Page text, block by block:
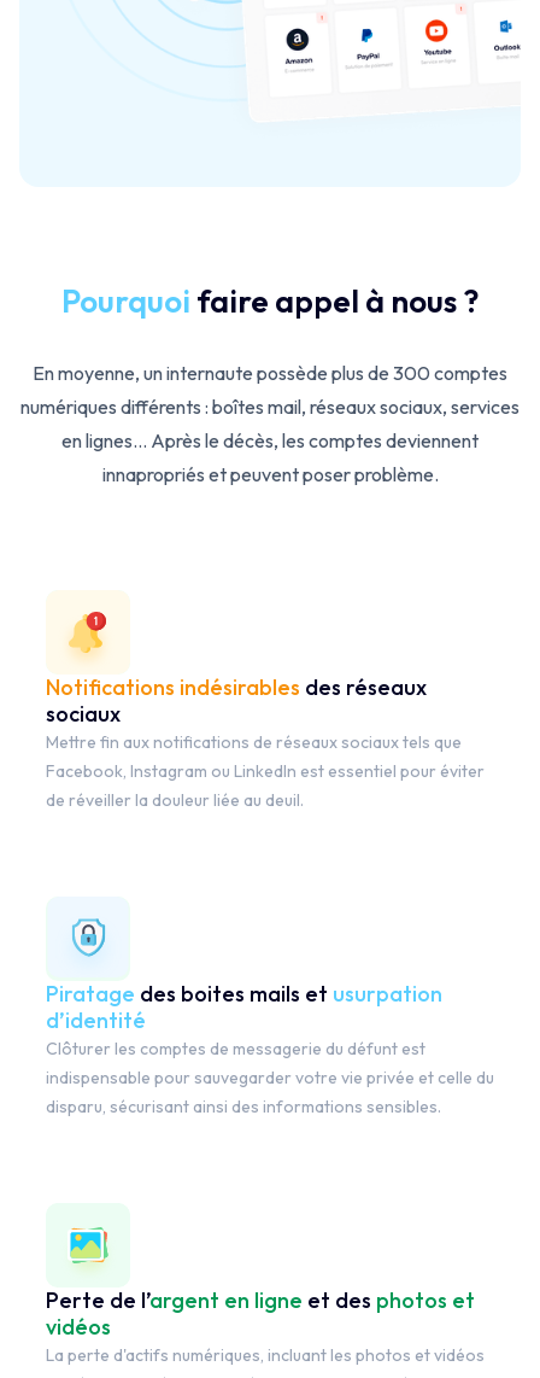
Pourquoi faire appel à nous ?
En moyenne, un internaute possède plus de 300 comptes
numériques différents : boîtes mail, réseaux sociaux, services
en lignes... Après le décès, les comptes deviennent
innapropriés et peuvent poser problème.
Notifications indésirables des réseaux
sociaux
Mettre fin aux notifications de réseaux sociaux tels que
Facebook, Instagram ou LinkedIn est essentiel pour éviter
de réveiller la douleur liée au deuil.
Piratage des boites mails et usurpation
d’identité
Clôturer les comptes de messagerie du défunt est
indispensable pour sauvegarder votre vie privée et celle du
disparu, sécurisant ainsi des informations sensibles.
Perte de l’argent en ligne et des photos et
vidéos
La perte d'actifs numériques, incluant les photos et vidéos